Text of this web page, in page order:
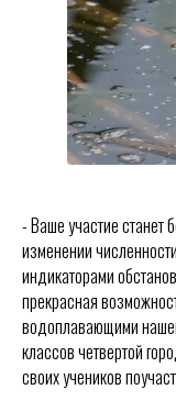
- Ваше участие
изменении
индикаторами
прекрасная
водоплавающими
классов четвертой
своих учеников